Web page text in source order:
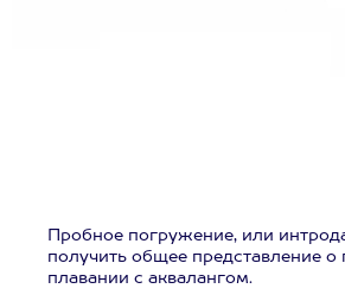
Пробное погружение, или
получить общее представление о
плавании с аквалангом.